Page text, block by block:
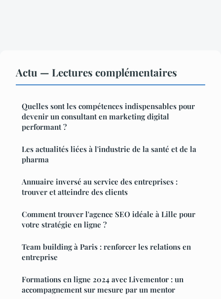
Actu — Lectures complémentaires
Quelles sont les compétences indispensables pour
devenir un consultant en marketing digital
performant ?
Les actualités liées à l'industrie de la santé et de la
pharma
Annuaire inversé au service des entreprises :
trouver et atteindre des clients
Comment trouver l'agence SEO idéale à Lille pour
votre stratégie en ligne ?
Team building à Paris : renforcer les relations en
entreprise
Formations en ligne 2024 avec Livementor : un
accompagnement sur mesure par un mentor